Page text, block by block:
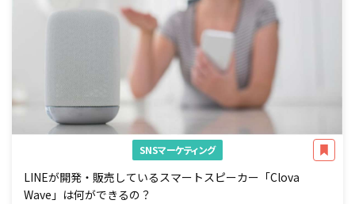
SNSマーケティング
LINEが開発・販売しているスマートスピーカー「Clova
Wave」は何ができるの？